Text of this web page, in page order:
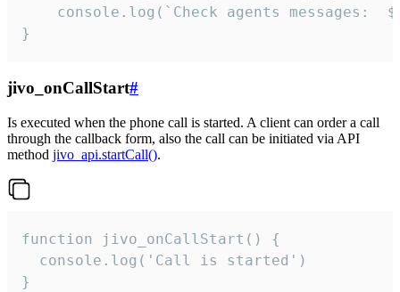
}
jivo_onCallStart#
Is executed when the phone call is started. A client can order a call
through the callback form, also the call can be initiated via API
method jivo_api.startCall().
function jivo_onCallStart() {
  console.log('Call is started')
}